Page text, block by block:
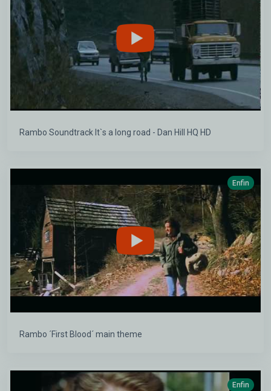
Rambo Soundtrack It`s a long road - Dan Hill HQ HD
Enfin
Rambo ´First Blood´ main theme
Enfin